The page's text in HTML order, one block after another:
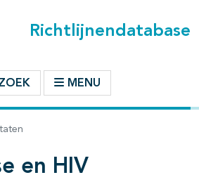
Richtlijnendatabase
MENU
en HIV